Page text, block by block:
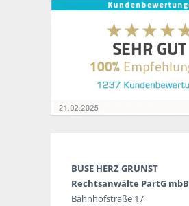
BUSE HERZ GRUNST
Rechtsanwälte PartG mbB
Bahnhofstraße 17